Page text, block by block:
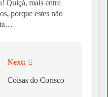
Quiçá, mais entre
porque estes não
Next:
Coisas do Corisco